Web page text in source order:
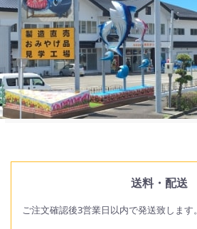
送料・配送
ご注文確認後3営業日以内で発送致します。